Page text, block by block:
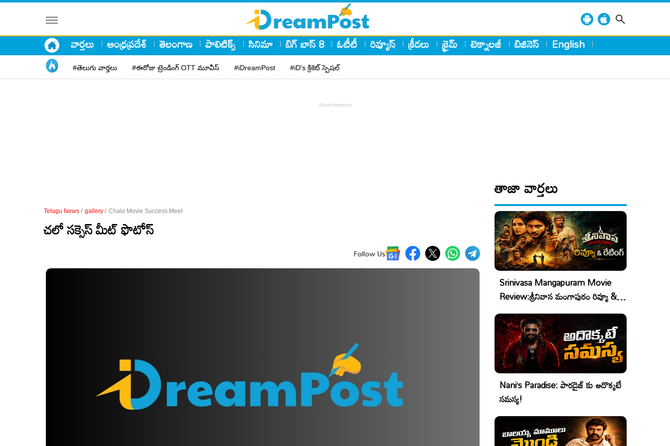
వార్తలు ఆంధ్రప్రదేశ్ తెలంగాణ పాలిటిక్స్ సినిమా బిగ్ బాస్ 8 ఓటీటీ రివ్యూస్ క్రీడలు క్రైమ్ టెక్నాలజీ బిజినెస్ English
#తెలుగు వార్తలు #ఈరోజు ట్రెండింగ్ OTT మూవీస్ #iDreamPost #iD's క్రికెట్ స్పెషల్
Telugu News / gallery / Chalo Movie Success Meet
చలో సక్సెస్ మీట్ ఫొటోస్
Follow Us
తాజా వార్తలు
Srinivasa Mangapuram Movie
Review:శ్రీనివాస మంగాపురం రివ్యూ &
రేటింగ్
Nani’s Paradise: పారడైజ్ కు అదొక్కటే
సమస్య!